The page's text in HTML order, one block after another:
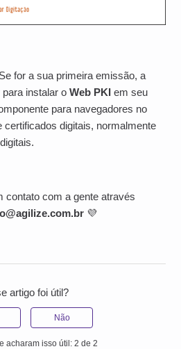
for a sua primeira emissão, a
para instalar oWeb PKI em seu
para navegadores no
certificados digitais, normalmente
contato com a gente através
💜
artigo foi útil?
Não
acharam isso útil: 2 de 2